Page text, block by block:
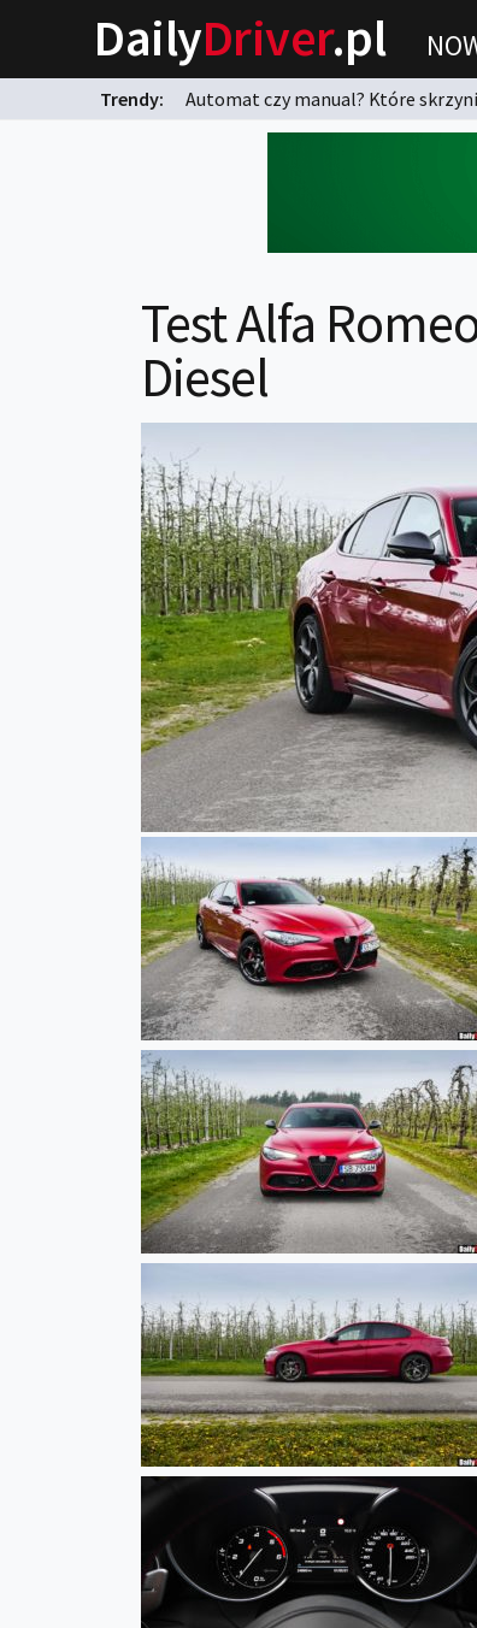
DailyDriver.pl
Trendy: Automat czy manual? Które
Test Alfa
Diesel